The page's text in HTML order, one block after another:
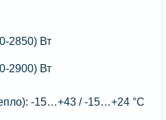
2850) Вт
2900) Вт
-15…+43 / -15…+24 °C